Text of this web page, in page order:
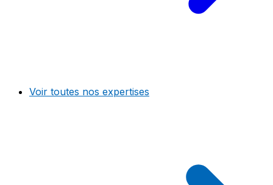
Voir toutes nos expertises